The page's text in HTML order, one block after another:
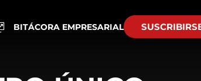
BITÁCORA EMPRESARIAL